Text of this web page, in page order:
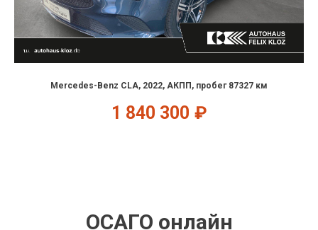
Mercedes-Benz CLA, 2022, АКПП, пробег 87327 км
1 840 300 ₽
ОСАГО онлайн